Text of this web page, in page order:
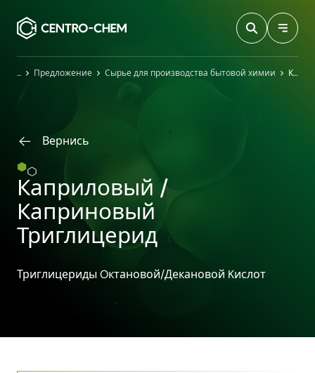
ГлавнаяПредложение Сырье для производства бытовой химии Каприловый / Каприновый Триглицерид
Вернись
Каприловый /
Каприновый
Триглицерид
Триглицериды Oктановой/Декановой Kислот